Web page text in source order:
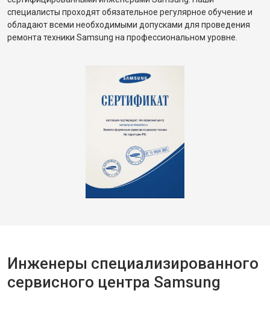
специалисты проходят обязательное регулярное обучение и
обладают всеми необходимыми допусками для проведения
ремонта техники Samsung на профессиональном уровне.
Инженеры специализированного
сервисного центра Samsung